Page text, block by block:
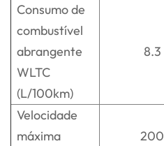
Consumo de
combustível
abrangente
WLTC
(L/100km)
8.3
Velocidade
máxima
200